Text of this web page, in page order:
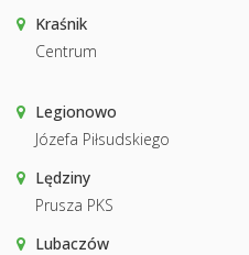
Kraśnik
Centrum
Legionowo
Józefa Piłsudskiego
Lędziny
Prusza PKS
Lubaczów